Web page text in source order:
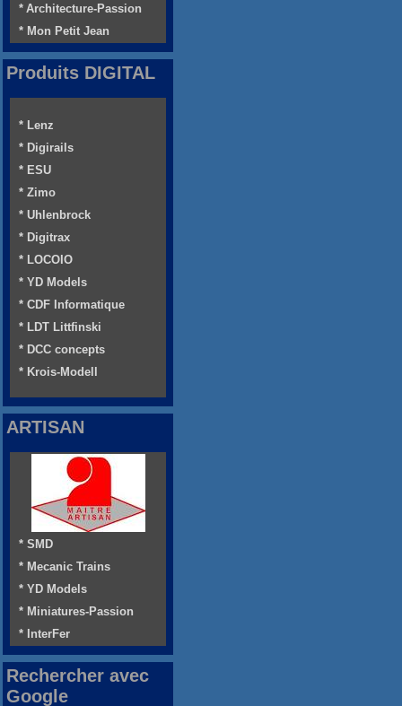
* Architecture-Passion
* Mon Petit Jean
Produits DIGITAL
* Lenz
* Digirails
* ESU
* Zimo
* Uhlenbrock
* Digitrax
* LOCOIO
* YD Models
* CDF Informatique
* LDT Littfinski
* DCC concepts
* Krois-Modell
ARTISAN
* SMD
* Mecanic Trains
* YD Models
* Miniatures-Passion
* InterFer
Rechercher avec
Google